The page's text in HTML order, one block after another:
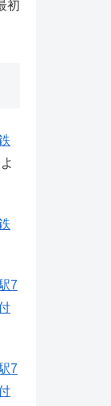
初
よ
7
7